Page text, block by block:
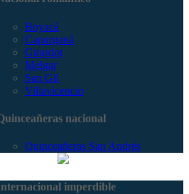
Boyacá
Capurganá
Girardot
Melgar
San Gil
Villavicencio
nacional
Quinceañeras San Andrés
imperdible